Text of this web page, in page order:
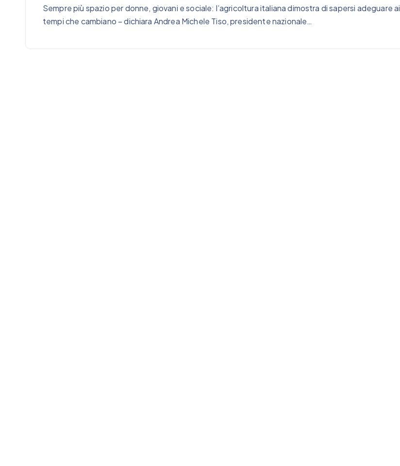
Sempre più spazio per donne, giovani e sociale: l’agricoltura italiana dimostra di sapersi adeguare ai
tempi che cambiano – dichiara Andrea Michele Tiso, presidente nazionale…